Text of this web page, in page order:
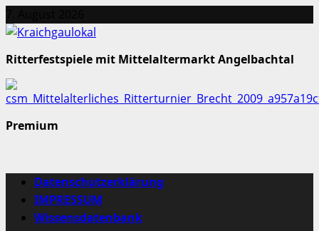
Inhalt
Ritterfestspiele mit Mittelaltermarkt Angelbachtal
Premium
Primäres
Menü
Datenschutzerklärung
IMPRESSUM
Wissensdatenbank